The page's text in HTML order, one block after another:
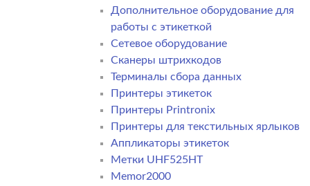
Дополнительное оборудование для
работы с этикеткой
Сетевое оборудование
Сканеры штрихкодов
Терминалы сбора данных
Принтеры этикеток
Принтеры Printronix
Принтеры для текстильных ярлыков
Аппликаторы этикеток
Метки UHF525HT
Memor2000